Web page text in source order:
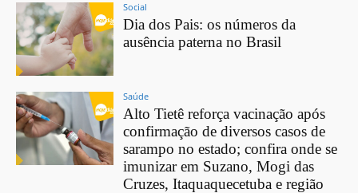
Social
Dia dos Pais: os números da
ausência paterna no Brasil
Saúde
Alto Tietê reforça vacinação após
confirmação de diversos casos de
sarampo no estado; confira onde se
imunizar em Suzano, Mogi das
Cruzes, Itaquaquecetuba e região